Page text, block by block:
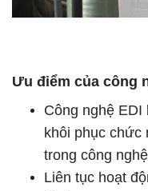
Ưu điểm của công
Công nghệ EDI
khôi phục chức
trong công
Liên tục hoạt